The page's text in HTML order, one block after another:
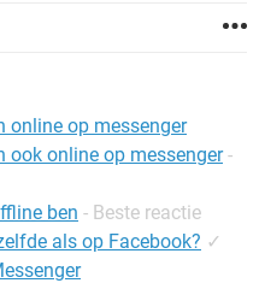
online op messenger
ook online op messenger -
ben - Beste reactie
als op Facebook? ✓